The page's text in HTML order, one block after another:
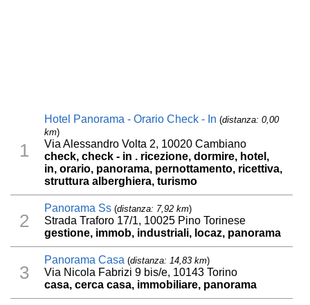
1
Hotel Panorama - Orario Check - In (distanza: 0,00
km)
Via Alessandro Volta 2, 10020 Cambiano
check, check - in . ricezione, dormire, hotel,
in, orario, panorama, pernottamento, ricettiva,
struttura alberghiera, turismo
2
Panorama Ss (distanza: 7,92 km)
Strada Traforo 17/1, 10025 Pino Torinese
gestione, immob, industriali, locaz, panorama
3
Panorama Casa (distanza: 14,83 km)
Via Nicola Fabrizi 9 bis/e, 10143 Torino
casa, cerca casa, immobiliare, panorama